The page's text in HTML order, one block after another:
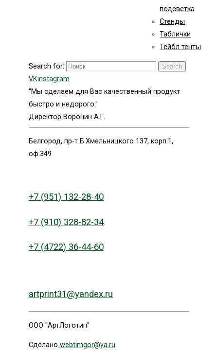
подсветка
Стенды
Таблички
Тейбл тенты
Search for: Search
VKinstagram
"Мы сделаем для Вас качественный продукт
быстро и недорого."
Директор Воронин А.Г.
Белгород, пр-т Б.Хмельницкого 137, корп.1,
оф.349
+7 (951) 132-28-40
+7 (910) 328-82-34
+7 (4722) 36-44-60
artprint31@yandex.ru
ООО "АртЛоготип"
Сделано webtimgor@ya.ru